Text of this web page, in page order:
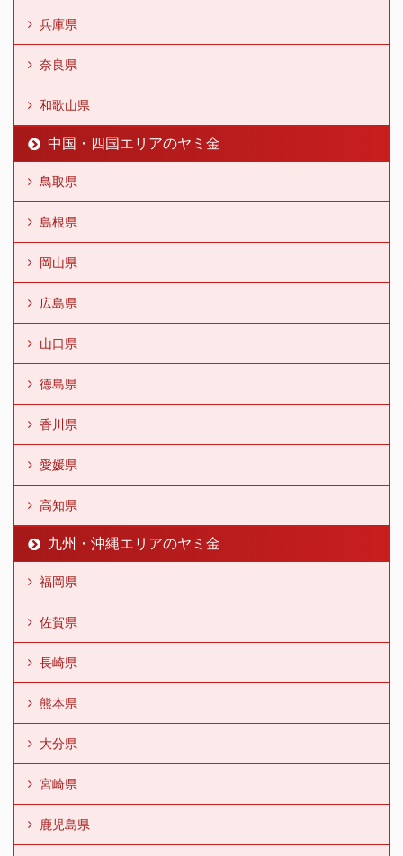
兵庫県
奈良県
和歌山県
中国・四国エリアのヤミ金
鳥取県
島根県
岡山県
広島県
山口県
徳島県
香川県
愛媛県
高知県
九州・沖縄エリアのヤミ金
福岡県
佐賀県
長崎県
熊本県
大分県
宮崎県
鹿児島県